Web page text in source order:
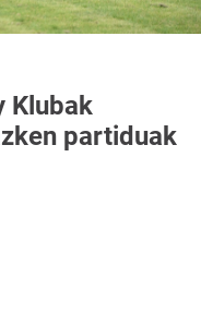
Klubak
partiduak